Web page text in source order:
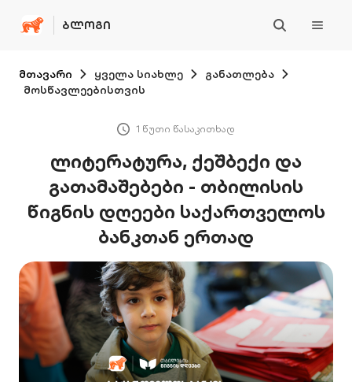
ᲑᲚᲝᲒᲘ
მთავარი ყველა სიახლე
განათლება
მოსწავლეებისთვის
1 წუთი წასაკითხად
ლიტერატურა, ქეშბექი და
გათამაშებები - თბილისის
წიგნის დღეები საქართველოს
ბანკთან ერთად